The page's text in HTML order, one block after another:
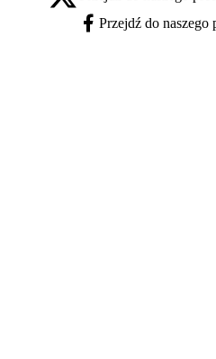
X - otwiera się w nowej karcie
Facebook - otwiera się w nowej
Przejdź do naszego